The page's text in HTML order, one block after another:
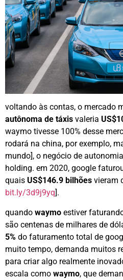
voltando às contas, o mercado
autônoma de táxis valeria
waymo tivesse 100% desse
rodará na china, por exemplo,
mundo], o negócio de
holding. em 2020, google
quais US$146.9 bilhões vieram
bit.ly/3d9j9yq].
quando waymo estiver
são centenas de milhares de
5% do faturamento total de
muito tempo, demanda muitos
para criar algo realmente
escala como waymo, que